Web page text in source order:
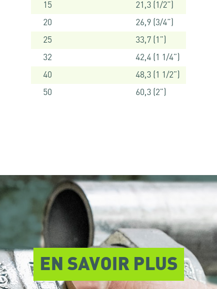
15
21,3 (1/2”)
20
26,9 (3/4”)
25
33,7 (1”)
32
42,4 (1 1/4”)
40
48,3 (1 1/2”)
50
60,3 (2”)
EN SAVOIR PLUS